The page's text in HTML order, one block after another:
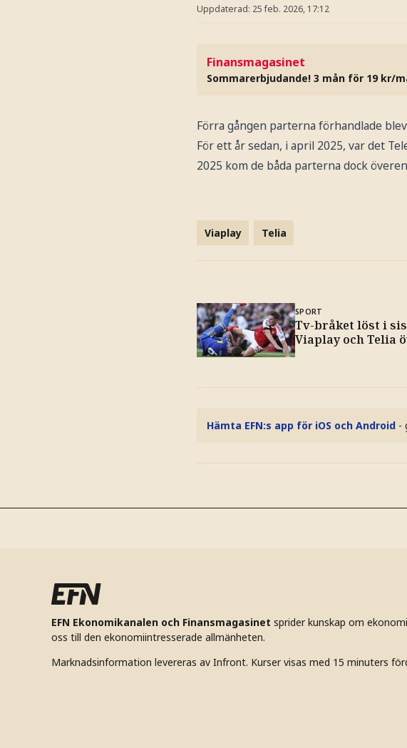
Uppdaterad: 25 feb. 2026, 17:12
Finansmagasinet
Sommarerbjudande! 3 mån för 19 kr/
Förra gången parterna förhandlade
För ett år sedan, i april 2025, var det
2025 kom de båda parterna dock
Viaplay Telia
SPORT
Tv-bråket löst i
Viaplay och Telia
Hämta EFN:s app för iOS och Android -
EFN Ekonomikanalen och Finansmagasinet sprider kunskap om
oss till den ekonomiintresserade allmänheten.
Marknadsinformation levereras av Infront. Kurser visas med 15 minuters